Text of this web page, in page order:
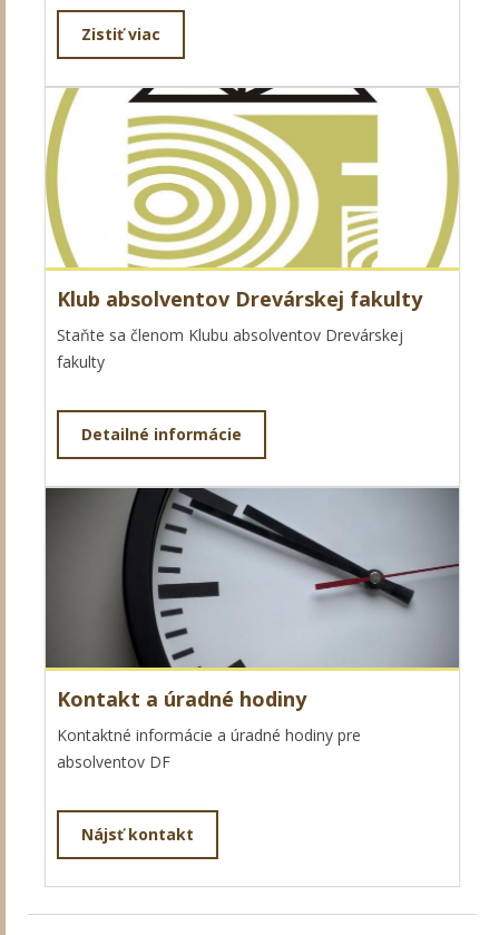
Zistiť viac
Klub absolventov Drevárskej fakulty
Staňte sa členom Klubu absolventov Drevárskej
fakulty
Detailné informácie
Kontakt a úradné hodiny
Kontaktné informácie a úradné hodiny pre
absolventov DF
Nájsť kontakt